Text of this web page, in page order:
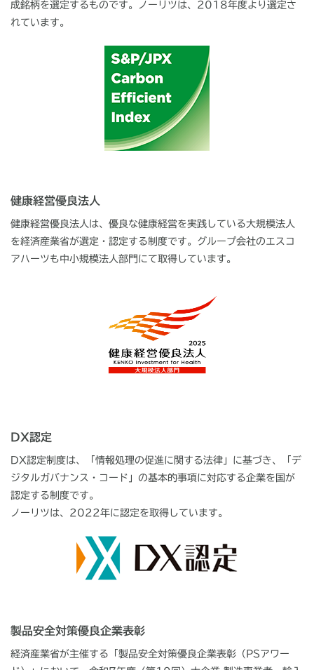
成銘柄を選定するものです。ノーリツは、2018年度より選定さ
れています。
健康経営優良法人
健康経営優良法人は、優良な健康経営を実践している大規模法人
を経済産業省が選定・認定する制度です。グループ会社のエスコ
アハーツも中小規模法人部門にて取得しています。
DX認定
DX認定制度は、「情報処理の促進に関する法律」に基づき、「デ
ジタルガバナンス・コード」の基本的事項に対応する企業を国が
認定する制度です。
ノーリツは、2022年に認定を取得しています。
製品安全対策優良企業表彰
経済産業省が主催する「製品安全対策優良企業表彰（PSアワー